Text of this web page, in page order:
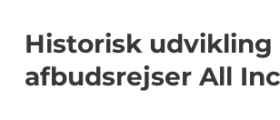
Historisk udvikling
afbudsrejser All